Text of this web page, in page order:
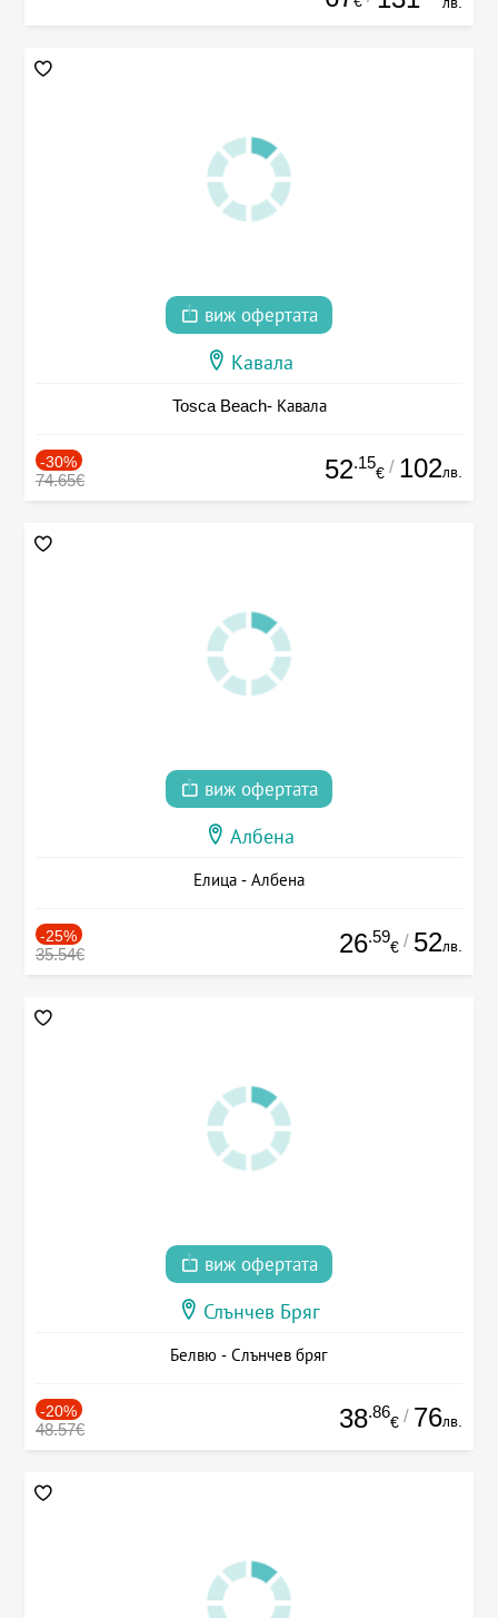
виж офертата
Кавала
Tosca Beach- Кавала
-30%
74.65€ 52.15
€ / 102лв.
виж офертата
Албена
Елица - Албена
-25%
35.54€ 26.59
€ / 52лв.
виж офертата
Слънчев Бряг
Белвю - Слънчев бряг
-20%
48.57€ 38.86
€ / 76лв.